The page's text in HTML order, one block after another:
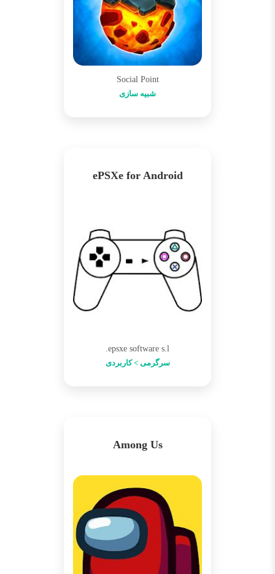
Social Point
شبیه سازی
ePSXe for Android
epsxe software s.l.
سرگرمی > کاربردی
Among Us